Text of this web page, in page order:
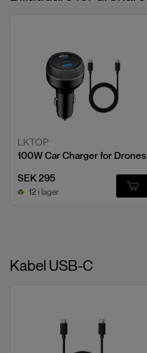
LKTOP
100W Car Charger for Drones
SEK 295
12 i lager
Kabel USB-C